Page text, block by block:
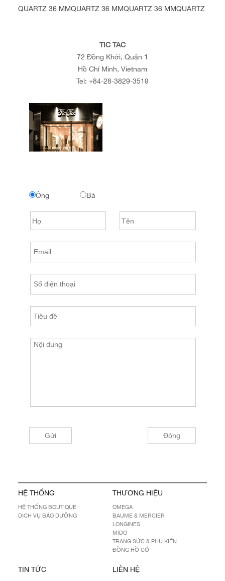
QUARTZ 36 MMQUARTZ 36 MMQUARTZ 36 MMQUARTZ 36
TIC TAC
72 Đồng Khởi, Quận 1
Hồ Chí Minh, Vietnam
Tel: +84-28-3829-3519
Ông Bà
HỆ THỐNG
HỆ THỐNG BOUTIQUE
DỊCH VỤ BẢO DƯỠNG
THƯƠNG HIỆU
OMEGA
BAUME & MERCIER
LONGINES
MIDO
TRANG SỨC & PHỤ KIỆN
ĐỒNG HỒ CỔ
TIN TỨC LIÊN HỆ